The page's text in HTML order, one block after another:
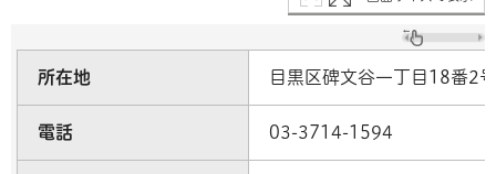
所在地 目黒区碑文谷一丁目18番2号
電話 03-3714-1594